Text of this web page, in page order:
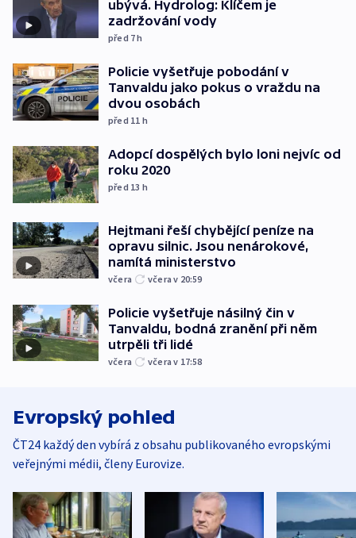
ubývá. Hydrolog: Klíčem je
zadržování vody
před 7h
Policie vyšetřuje pobodání v
Tanvaldu jako pokus o vraždu na
dvou osobách
před 11 h
Adopcí dospělých bylo loni nejvíc od
roku 2020
před 13 h
Hejtmani řeší chybějící peníze na
opravu silnic. Jsou nenárokové,
namítá ministerstvo
včera včera v 20:59
Policie vyšetřuje násilný čin v
Tanvaldu, bodná zranění při něm
utrpěli tři lidé
včera včera v 17:58
Evropský pohled
ČT24 každý den vybírá z obsahu publikovaného evropskými
veřejnými médii, členy Eurovize.